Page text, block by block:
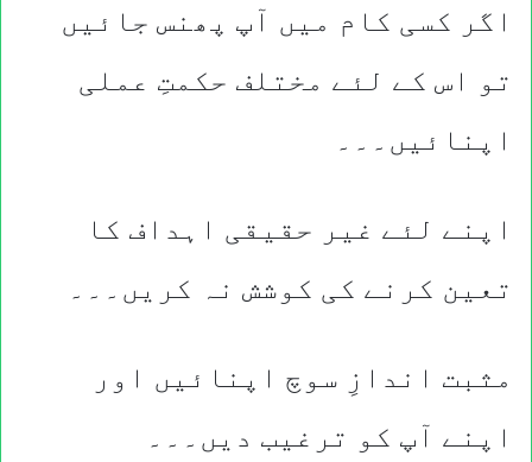
اگر کسی کام میں آپ پھنس جائیں
تو اس کے لئے مختلف حکمتِ عملی
اپنائیں۔۔۔
اپنے لئے غیر حقیقی اہداف کا
تعین کرنے کی کوشش نہ کریں۔۔۔
مثبت اندازِ سوچ اپنائیں اور
اپنے آپ کو ترغیب دیں۔۔۔